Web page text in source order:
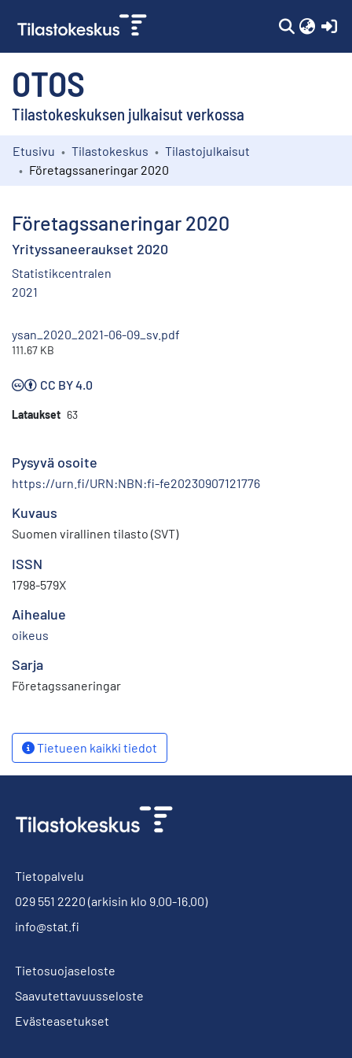
OTOS
Tilastokeskuksen julkaisut verkossa
Kokoelmat
Etusivu Tilastokeskus
Tilastojulkaisut
Företagssaneringar 2020
Företagssaneringar 2020
Yrityssaneeraukset 2020
Statistikcentralen
2021
ysan_2020_2021-06-09_sv.pdf
111.67 KB
CC BY 4.0
Lataukset 63
Pysyvä osoite
https://urn.fi/URN:NBN:fi-fe20230907121776
Kuvaus
Suomen virallinen tilasto (SVT)
ISSN
1798-579X
Aihealue
oikeus
Sarja
Företagssaneringar
Tietueen kaikki tiedot
Tietopalvelu
029 551 2220 (arkisin klo 9.00-16.00)
info@stat.fi
Tietosuojaseloste
Saavutettavuusseloste
Evästeasetukset